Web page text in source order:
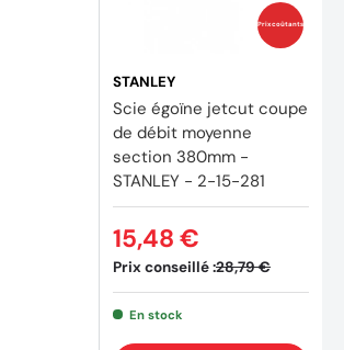
Prix coûtants
STANLEY
Scie égoïne jetcut coupe
de débit moyenne
section 380mm -
STANLEY - 2-15-281
Prix conseillé :28,79 €
15,48 €
En stock